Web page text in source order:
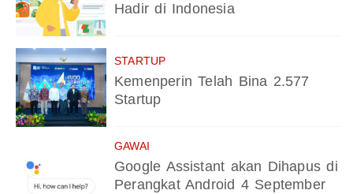
Hadir di Indonesia
STARTUP
Kemenperin Telah Bina 2.577
Startup
GAWAI
Google Assistant akan Dihapus di
Perangkat Android 4 September